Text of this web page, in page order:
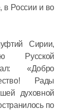
в России и во
Сирии,
Русской
«Добро
Рады
духовной
по